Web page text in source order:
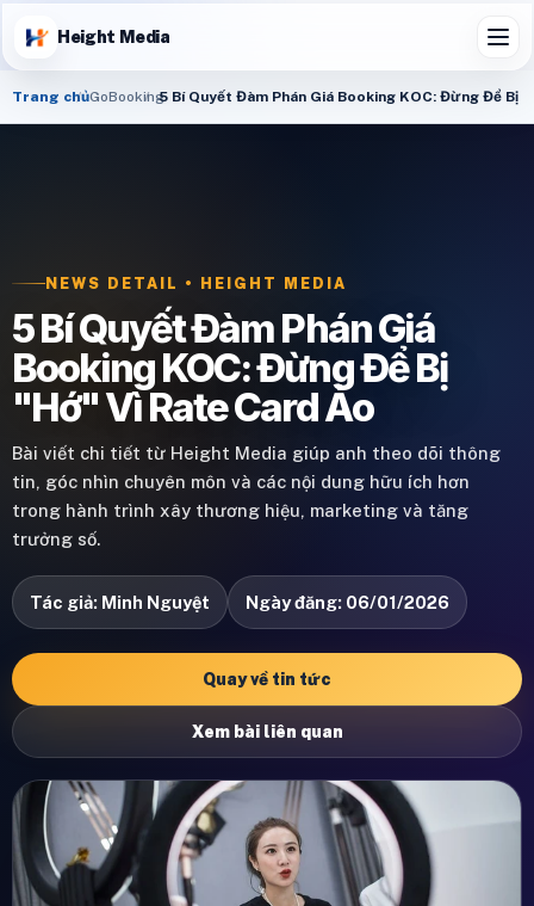
Height Media
Trang chủGoBooking5 Bí Quyết Đàm Phán Giá Booking KOC: Đừng Để Bị
NEWS DETAIL • HEIGHT MEDIA
5 Bí Quyết Đàm Phán Giá
Booking KOC: Đừng Để Bị
"Hớ" Vì Rate Card Ảo
Bài viết chi tiết từ Height Media giúp anh theo dõi thông
tin, góc nhìn chuyên môn và các nội dung hữu ích hơn
trong hành trình xây thương hiệu, marketing và tăng
trưởng số.
Tác giả: Minh Nguyệt Ngày đăng: 06/01/2026
Quay về tin tức
Xem bài liên quan